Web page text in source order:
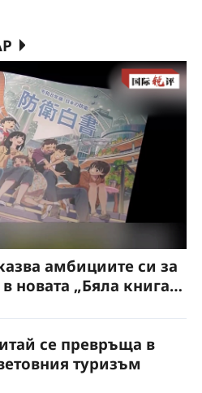
амбициите си за
новата „Бяла книга
се превръща в
туризъм